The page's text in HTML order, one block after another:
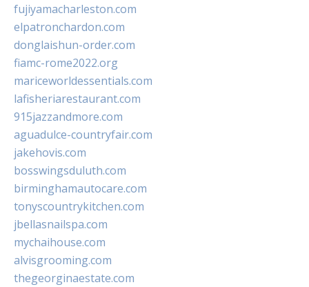
fujiyamacharleston.com
elpatronchardon.com
donglaishun-order.com
fiamc-rome2022.org
mariceworldessentials.com
lafisheriarestaurant.com
915jazzandmore.com
aguadulce-countryfair.com
jakehovis.com
bosswingsduluth.com
birminghamautocare.com
tonyscountrykitchen.com
jbellasnailspa.com
mychaihouse.com
alvisgrooming.com
thegeorginaestate.com